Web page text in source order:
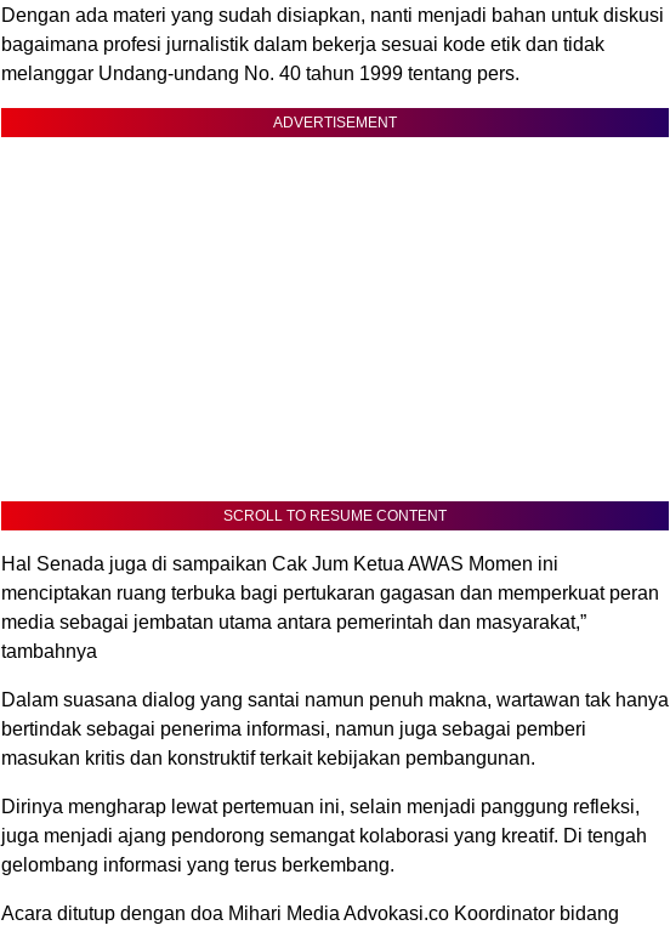
Dengan ada materi yang sudah disiapkan, nanti menjadi bahan untuk diskusi
bagaimana profesi jurnalistik dalam bekerja sesuai kode etik dan tidak
melanggar Undang-undang No. 40 tahun 1999 tentang pers.
ADVERTISEMENT
SCROLL TO RESUME CONTENT
Hal Senada juga di sampaikan Cak Jum Ketua AWAS Momen ini
menciptakan ruang terbuka bagi pertukaran gagasan dan memperkuat peran
media sebagai jembatan utama antara pemerintah dan masyarakat,”
tambahnya
Dalam suasana dialog yang santai namun penuh makna, wartawan tak hanya
bertindak sebagai penerima informasi, namun juga sebagai pemberi
masukan kritis dan konstruktif terkait kebijakan pembangunan.
Dirinya mengharap lewat pertemuan ini, selain menjadi panggung refleksi,
juga menjadi ajang pendorong semangat kolaborasi yang kreatif. Di tengah
gelombang informasi yang terus berkembang.
Acara ditutup dengan doa Mihari Media Advokasi.co Koordinator bidang